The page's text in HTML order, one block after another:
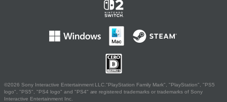
©2026 Sony Interactive Entertainment LLC."PlayStation Family Mark", "PlayStation", "PS5
logo", "PS5", "PS4 logo" and "PS4" are registered trademarks or trademarks of Sony
Interactive Entertainment Inc.